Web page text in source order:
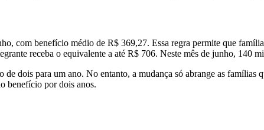
com benefício médio de R$ 369,27. Essa regra permite que
receba o equivalente a até R$ 706. Neste mês de junho, 140
dois para um ano. No entanto, a mudança só abrange as famílias
benefício por dois anos.